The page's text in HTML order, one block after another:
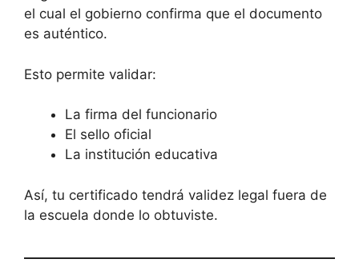
el cual el gobierno confirma que el documento
es auténtico.
Esto permite validar:
La firma del funcionario
El sello oficial
La institución educativa
Así, tu certificado tendrá validez legal fuera de
la escuela donde lo obtuviste.